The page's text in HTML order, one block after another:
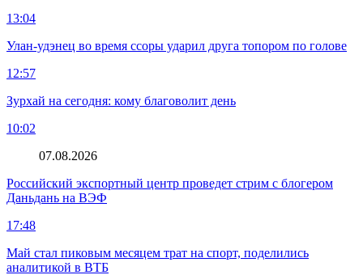
13:04
Улан-удэнец во время ссоры ударил друга топором по голове
12:57
Зурхай на сегодня: кому благоволит день
10:02
07.08.2026
Российский экспортный центр проведет стрим с блогером
Даньдань на ВЭФ
17:48
Май стал пиковым месяцем трат на спорт, поделились
аналитикой в ВТБ